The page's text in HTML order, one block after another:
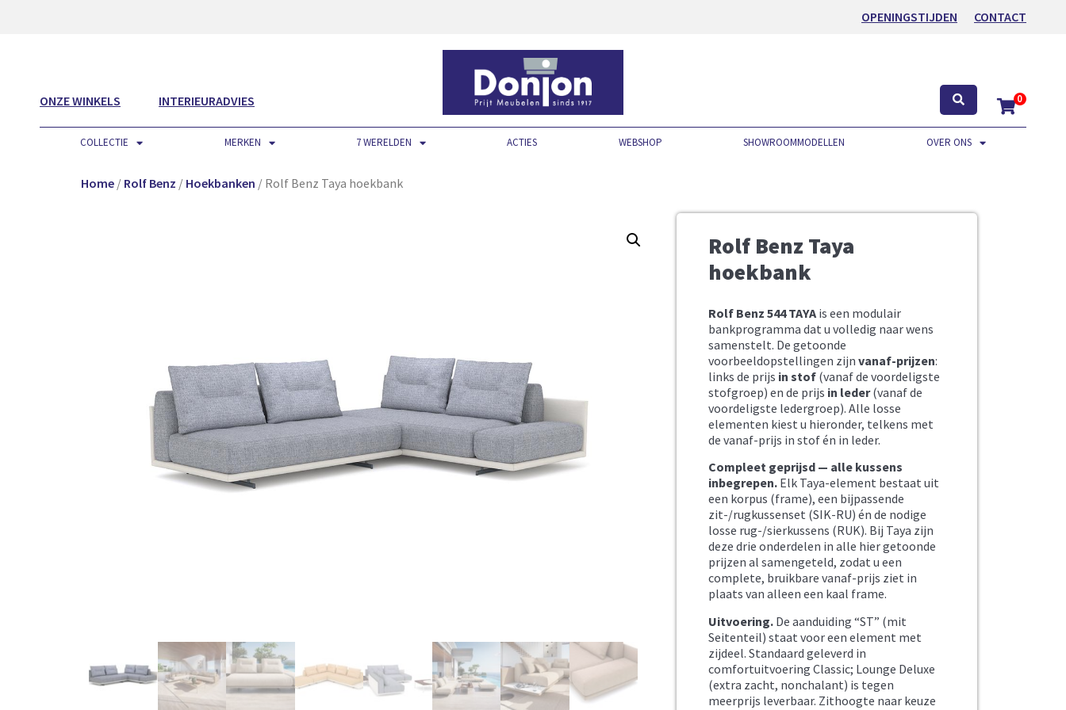
OPENINGSTIJDEN CONTACT
ONZE WINKELS INTERIEURADVIES 0
COLLECTIE MERKEN 7 WERELDEN ACTIES WEBSHOP SHOWROOMMODELLEN OVER ONS
Home / Rolf Benz / Hoekbanken / Rolf Benz Taya hoekbank
Rolf Benz Taya
hoekbank
Rolf Benz 544 TAYA is een modulair
bankprogramma dat u volledig naar wens
samenstelt. De getoonde
voorbeeldopstellingen zijn vanaf-prijzen:
links de prijs in stof (vanaf de voordeligste
stofgroep) en de prijs in leder(vanaf de
voordeligste ledergroep). Alle losse
elementen kiest u hieronder, telkens met
de vanaf-prijs in stof én in leder.
Compleet geprijsd — alle kussens
inbegrepen. Elk Taya-element bestaat uit
een korpus (frame), een bijpassende
zit-/rugkussenset (SIK-RU) én de nodige
losse rug-/sierkussens (RUK). Bij Taya zijn
deze drie onderdelen in alle hier getoonde
prijzen al samengeteld, zodat u een
complete, bruikbare vanaf-prijs ziet in
plaats van alleen een kaal frame.
Uitvoering. De aanduiding “ST” (mit
Seitenteil) staat voor een element met
zijdeel. Standaard geleverd in
comfortuitvoering Classic; Lounge Deluxe
(extra zacht, nonchalant) is tegen
meerprijs leverbaar. Zithoogte naar keuze